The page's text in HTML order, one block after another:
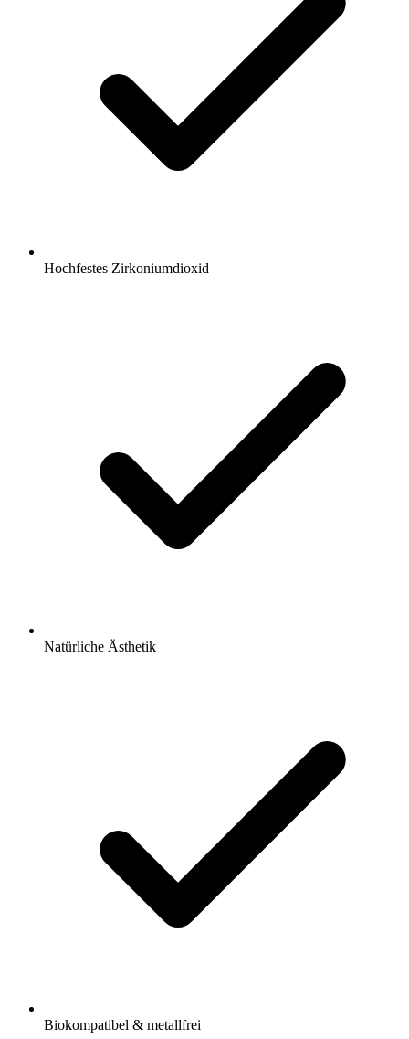
Hochfestes Zirkoniumdioxid
Natürliche Ästhetik
Biokompatibel & metallfrei